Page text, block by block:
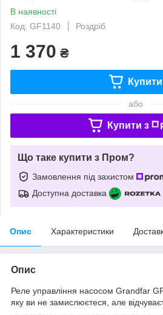
В наявності
Код: GF1140
Роздріб
1 370 ₴
Купити
або
Купити з
Що таке купити з Пром?
Замовлення під захистом
Доступна доставка
Опис Характеристики
Опис
Реле управління насосом Grandfar
яку ви не замислюєтеся, але